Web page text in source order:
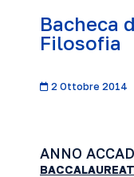
Bacheca
Filosofia
2 Ottobre 2014
ANNO